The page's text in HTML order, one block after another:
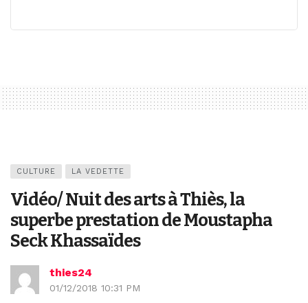
CULTURE LA VEDETTE
Vidéo/ Nuit des arts à Thiès, la
superbe prestation de Moustapha
Seck Khassaïdes
thies24
01/12/2018 10:31 PM